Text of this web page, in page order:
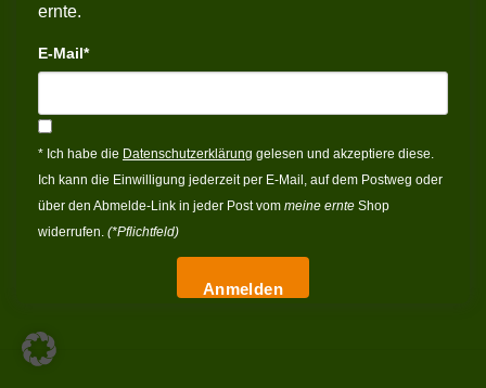
ernte.
E-Mail*
* Ich habe die Datenschutzerklärung gelesen und akzeptiere diese.
Ich kann die Einwilligung jederzeit per E-Mail, auf dem Postweg oder
über den Abmelde-Link in jeder Post vom meine ernte Shop
widerrufen. (*Pflichtfeld)
Anmelden